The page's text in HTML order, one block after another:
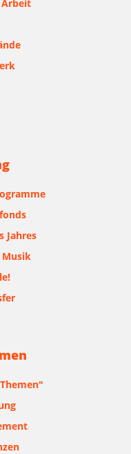
Jahres